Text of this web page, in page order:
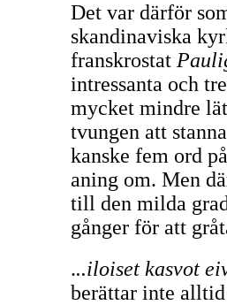
Det var därför
skandinaviska
franskrostat
intressanta och
mycket mindre
tvungen att
kanske fem ord
aning om. Men
till den milda
gånger för att
...iloiset kasvot
berättar inte